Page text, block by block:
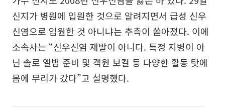
신지가 병원에 입원한 것으로 알려지면서 급성 신우
신염으로 입원한 것 아니냐는 추측이 쏟아졌다. 이에
소속사는 “신우신염 재발이 아니다. 특정 지병이 아
닌 솔로 앨범 준비 및 객원 보컬 등 다양한 활동 탓에
몸에 무리가 갔다”고 설명했다.